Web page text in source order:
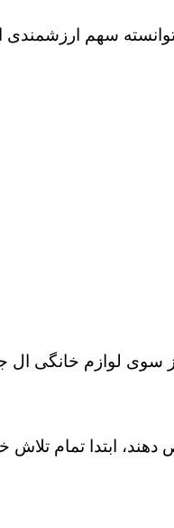
سهم ارزشمندی از
سوی لوازم خانگی
ابتدا تمام تلاش